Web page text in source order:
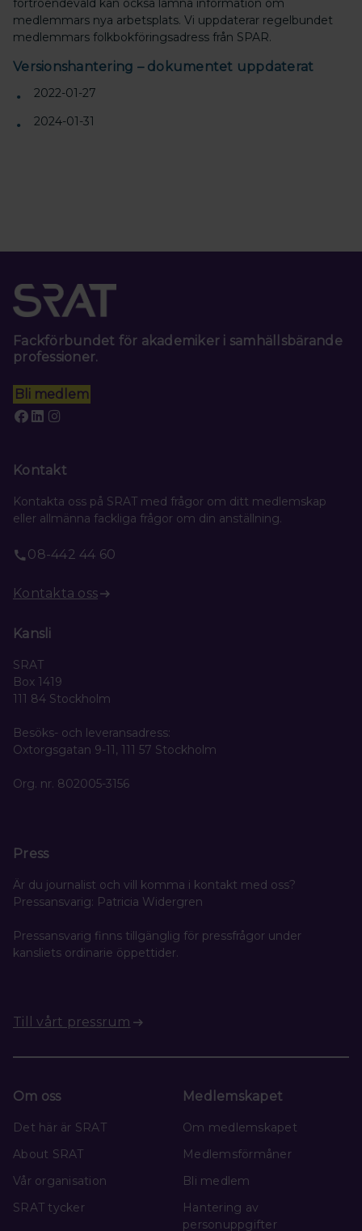
förtroendevald kan också lämna information om
medlemmars nya arbetsplats. Vi uppdaterar regelbundet
medlemmars folkbokföringsadress från SPAR.
Versionshantering – dokumentet uppdaterat
2022-01-27
2024-01-31
Fackförbundet för akademiker i samhällsbärande
professioner.
Bli medlem
Kontakt
Kontakta oss på SRAT med frågor om ditt medlemskap
eller allmänna fackliga frågor om din anställning.
08-442 44 60
Kontakta oss
Kansli
SRAT
Box 1419
111 84 Stockholm
Besöks- och leveransadress:
Oxtorgsgatan 9-11, 111 57 Stockholm
Org. nr. 802005-3156
Press
Är du journalist och vill komma i kontakt med oss?
Pressansvarig: Patricia Widergren
Pressansvarig finns tillgänglig för pressfrågor under
kansliets ordinarie öppettider.
Till vårt pressrum
Om oss
Det här är SRAT
About SRAT
Vår organisation
SRAT tycker
Medlemskapet
Om medlemskapet
Medlemsförmåner
Bli medlem
Hantering av
personuppgifter